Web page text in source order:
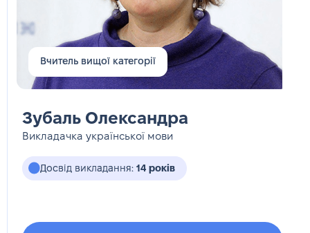
Вчитель вищої категорії
Зубаль Олександра
Викладачка української мови
Досвід викладання:14 років